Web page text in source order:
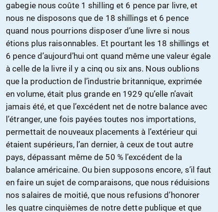
gabegie nous coûte 1 shilling et 6 pence par livre, et
nous ne disposons que de 18 shillings et 6 pence
quand nous pourrions disposer d’une livre si nous
étions plus raisonnables. Et pourtant les 18 shillings et
6 pence d’aujourd’hui ont quand même une valeur égale
à celle de la livre il y a cinq ou six ans. Nous oublions
que la production de l’industrie britannique, exprimée
en volume, était plus grande en 1929 qu’elle n’avait
jamais été, et que l’excédent net de notre balance avec
l’étranger, une fois payées toutes nos importations,
permettait de nouveaux placements à l’extérieur qui
étaient supérieurs, l’an dernier, à ceux de tout autre
pays, dépassant même de 50 % l’excédent de la
balance américaine. Ou bien supposons encore, s’il faut
en faire un sujet de comparaisons, que nous réduisions
nos salaires de moitié, que nous refusions d’honorer
les quatre cinquièmes de notre dette publique et que